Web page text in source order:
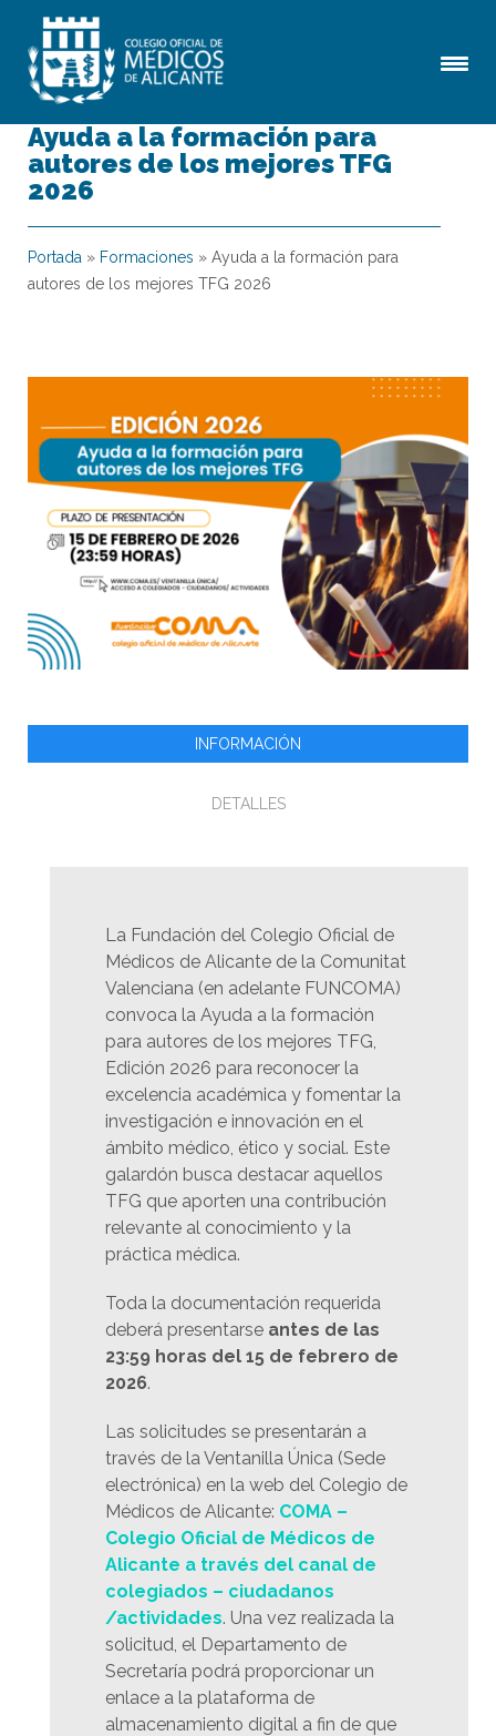
Ayuda a la formación para
autores de los mejores TFG
2026
Portada » Formaciones » Ayuda a la formación para
autores de los mejores TFG 2026
INFORMACIÓN
DETALLES
La Fundación del Colegio Oficial de
Médicos de Alicante de la Comunitat
Valenciana (en adelante FUNCOMA)
convoca la Ayuda a la formación
para autores de los mejores TFG,
Edición 2026 para reconocer la
excelencia académica y fomentar la
investigación e innovación en el
ámbito médico, ético y social. Este
galardón busca destacar aquellos
TFG que aporten una contribución
relevante al conocimiento y la
práctica médica.
Toda la documentación requerida
deberá presentarse antes de las
23:59 horas del 15 de febrero de
2026.
Las solicitudes se presentarán a
través de la Ventanilla Única (Sede
electrónica) en la web del Colegio de
Médicos de Alicante: COMA –
Colegio Oficial de Médicos de
Alicante a través del canal de
colegiados – ciudadanos
/actividades. Una vez realizada la
solicitud, el Departamento de
Secretaría podrá proporcionar un
enlace a la plataforma de
almacenamiento digital a fin de que